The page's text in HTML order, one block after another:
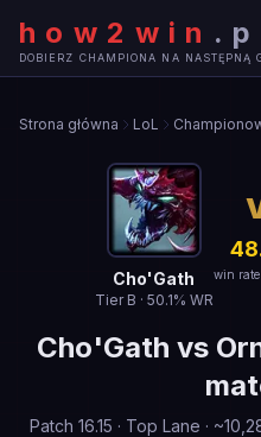
how2win .
DOBIERZ CHAMPIONA NA NASTĘPNĄ
Strona główna LoL
Cho'Gath
Tier B · 50.1% WR
win
Cho'Gath vs
Patch 16.15 · Top Lane · ~